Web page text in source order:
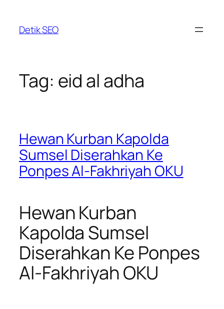
content
Detik SEO
Tag: eid al adha
Hewan Kurban Kapolda
Sumsel Diserahkan Ke
Ponpes Al-Fakhriyah OKU
Hewan Kurban
Kapolda Sumsel
Diserahkan Ke Ponpes
Al-Fakhriyah OKU